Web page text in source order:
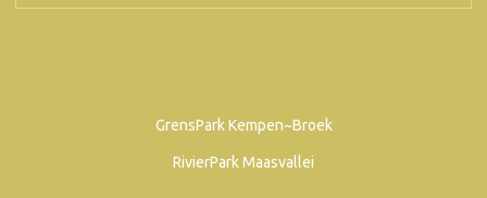
GrensPark Kempen~Broek
RivierPark Maasvallei